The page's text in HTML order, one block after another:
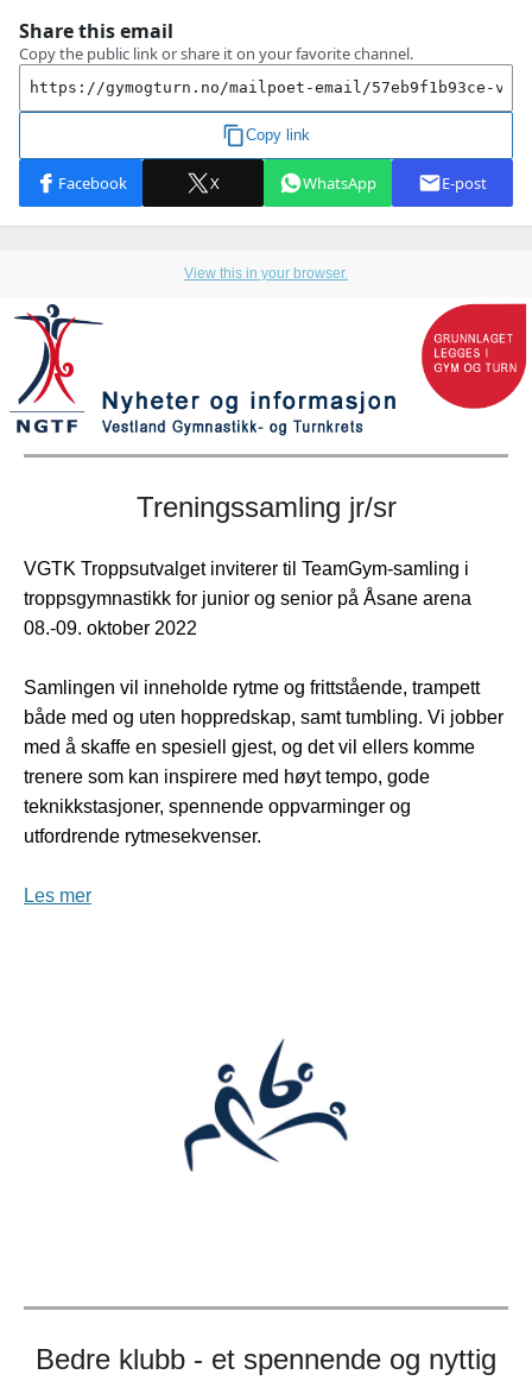
View this in your browser.
Treningssamling jr/sr
VGTK Troppsutvalget inviterer til TeamGym-samling i
troppsgymnastikk for junior og senior på Åsane arena
08.-09. oktober 2022
Samlingen vil inneholde rytme og frittstående, trampett
både med og uten hoppredskap, samt tumbling. Vi jobber
med å skaffe en spesiell gjest, og det vil ellers komme
trenere som kan inspirere med høyt tempo, gode
teknikkstasjoner, spennende oppvarminger og
utfordrende rytmesekvenser.
Les mer
Bedre klubb - et spennende og nyttig